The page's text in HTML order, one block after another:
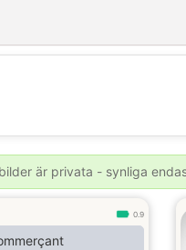
💕
är privata - synliga
0.9